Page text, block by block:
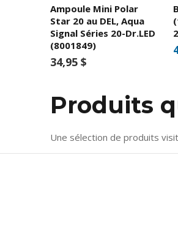
Ampoule Mini Polar
Star 20 au DEL, Aqua
Signal Séries 20-Dr.LED
(8001849)
34,95 $
Produits
Une sélection de produits